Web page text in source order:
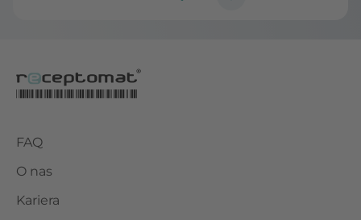
FAQ
O nas
Kariera